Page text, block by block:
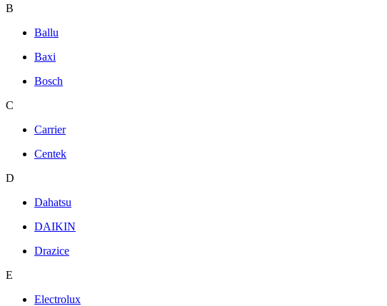
B
Ballu
Baxi
Bosch
C
Carrier
Centek
D
Dahatsu
DAIKIN
Drazice
E
Electrolux